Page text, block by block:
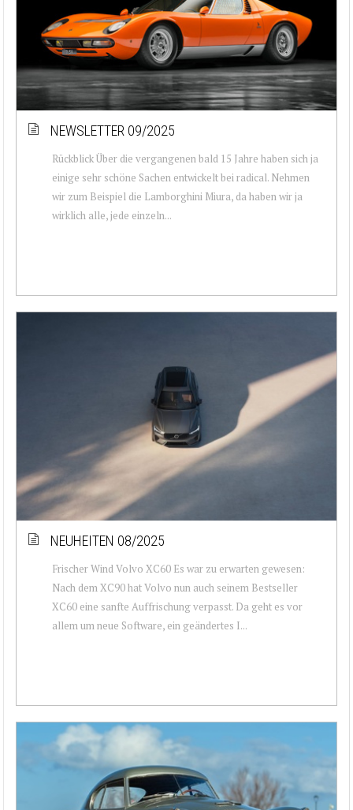
NEWSLETTER 09/2025
Rückblick Über die vergangenen bald 15 Jahre haben sich ja
einige sehr schöne Sachen entwickelt bei radical. Nehmen
wir zum Beispiel die Lamborghini Miura, da haben wir ja
wirklich alle, jede einzeln...
NEUHEITEN 08/2025
Frischer Wind Volvo XC60 Es war zu erwarten gewesen:
Nach dem XC90 hat Volvo nun auch seinem Bestseller
XC60 eine sanfte Auffrischung verpasst. Da geht es vor
allem um neue Software, ein geändertes I...